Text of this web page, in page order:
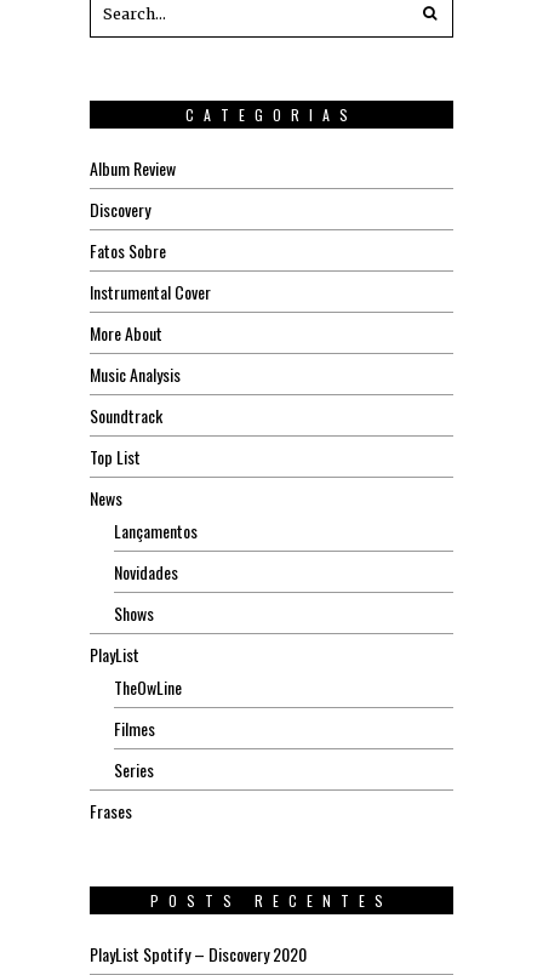
CATEGORIAS
Album Review
Discovery
Fatos Sobre
Instrumental Cover
More About
Music Analysis
Soundtrack
Top List
News
Lançamentos
Novidades
Shows
PlayList
TheOwLine
Filmes
Series
Frases
POSTS RECENTES
PlayList Spotify – Discovery 2020